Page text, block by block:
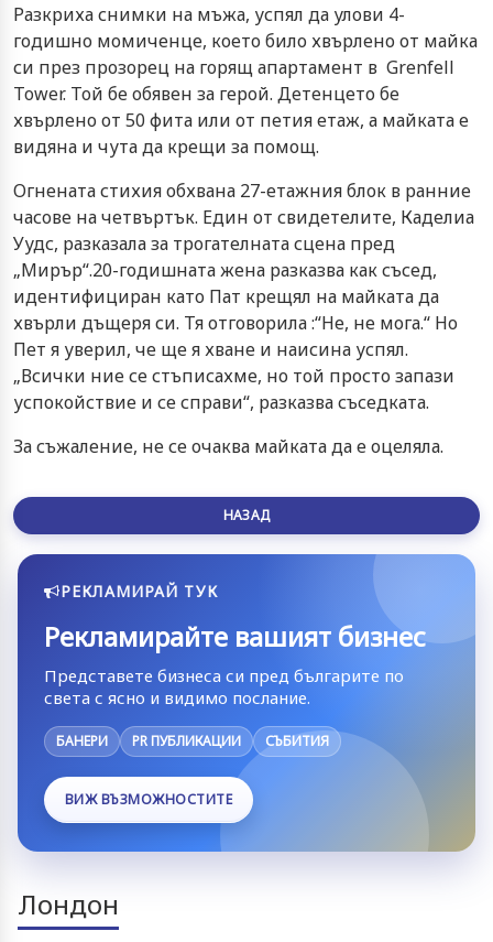
Разкриха снимки на мъжа, успял да улови 4-
годишно момиченце, което било хвърлено от майка
си през прозорец на горящ апартамент в Grenfell
Tower. Той бе обявен за герой. Детенцето бе
хвърлено от 50 фита или от петия етаж, а майката е
видяна и чута да крещи за помощ.
Огнената стихия обхвана 27-етажния блок в ранние
часове на четвъртък. Един от свидетелите, Каделиа
Уудс, разказала за трогателната сцена пред
„Мирър“.20-годишната жена разказва как съсед,
идентифициран като Пат крещял на майката да
хвърли дъщеря си. Тя отговорила :“Не, не мога.“ Но
Пет я уверил, че ще я хване и наисина успял.
„Всички ние се стъписахме, но той просто запази
успокойствие и се справи“, разказва съседката.
За съжаление, не се очаква майката да е оцеляла.
НАЗАД
РЕКЛАМИРАЙ ТУК
Рекламирайте вашият бизнес
Представете бизнеса си пред българите по
света с ясно и видимо послание.
БАНЕРИ PR ПУБЛИКАЦИИ СЪБИТИЯ
ВИЖ ВЪЗМОЖНОСТИТЕ
Лондон